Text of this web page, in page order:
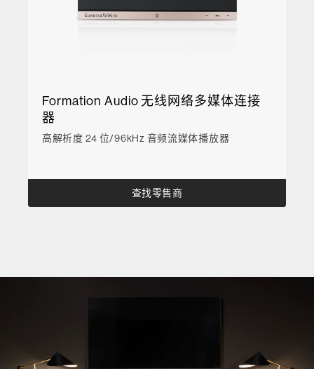
Formation Audio 无线网络多媒体连接
器
高解析度 24 位/96kHz 音频流媒体播放器
查找零售商